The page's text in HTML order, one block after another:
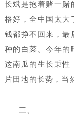
长斌是抱着赌一赌
格好，全中国太大
钱都挣不回来，最
种的白菜。今年的
这南瓜的生长秉性
片田地的长势，当
三、